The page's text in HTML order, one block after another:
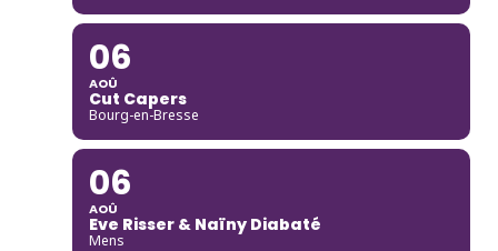
06
AOÛ
Cut Capers
Bourg-en-Bresse
06
AOÛ
Eve Risser & Naïny Diabaté
Mens